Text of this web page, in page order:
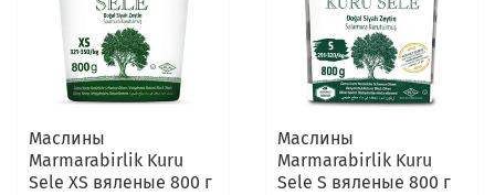
Маслины
Marmarabirlik Kuru
Sele XS вяленые 800 г
Маслины
Marmarabirlik Kuru
Sele S вяленые 800 г